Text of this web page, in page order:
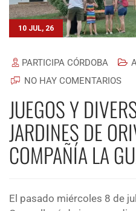
10 JUL, 26
PARTICIPA CÓRDOBA
NO HAY COMENTARIOS
JUEGOS Y
JARDINES DE
COMPAÑÍA LA
El pasado miércoles 8 de